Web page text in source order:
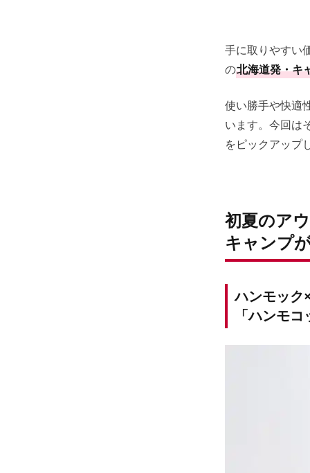
手に取りやすい
の北海道発・キ
使い勝手や快適
います。今回は
をピックアップ
初夏のア
キャンプ
ハンモック
「ハンモ